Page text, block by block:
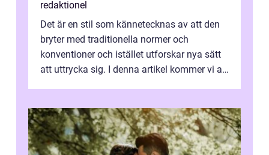
redaktionel
Det är en stil som kännetecknas av att den
bryter med traditionella normer och
konventioner och istället utforskar nya sätt
att uttrycka sig. I denna artikel kommer vi att